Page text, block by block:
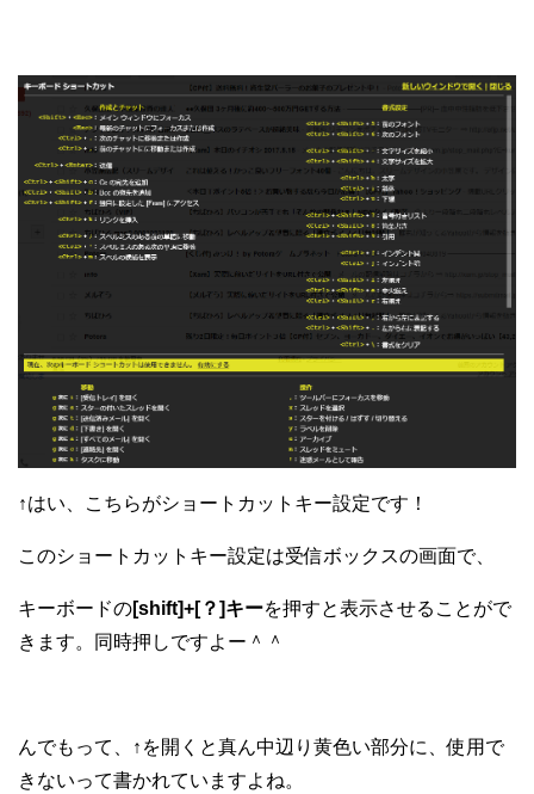
↑はい、こちらがショートカットキー設定です！
このショートカットキー設定は受信ボックスの画面で、
キーボードの[shift]+[？]キーを押すと表示させることがで
きます。
同時押しですよー＾＾
んでもって、↑を開くと真ん中辺り黄色い部分に、使用で
きないって書かれていますよね。